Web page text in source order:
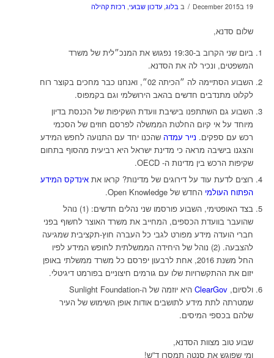
19 בDecember 2015 / ב בלוג, עדכון שבועי, רכזת קהילה
שלום סדנא,
ביום שני הקרוב ב-19:30 נפגוש את המנכ״לית של משרד
המשפטים, ונכיר לה את הסדנא.
השבוע הסתיימה לה ״הכיתה 02״, ואנחנו כבר מחכים בקוצר רוח
לקלוט מתנדבים חדשים בהאב הירושלמי וגם בקמפוס.
השבוע גם השתתפנו בישיבת וועדת השקיפות של הכנסת בדיון
מיוחד על אי קיום החלטת הממשלה לפרסם חוזים של הסכמי
רכש עם ספקים. נייר עמדה שהכנו יחד עם התנועה לחפש המידע
והצגנו בישיבה מראה כי מדינת ישראל היא רביעית מהסוף בתחום
שקיפות הרכש בין מדינות ה- OECD.
רוצים לדעת עוד על דירוגים של מדינות? קראו את אינדקס המידע
הפתוח העולמי החדש של Open Knowledge.
בצד האופטימי, השבוע פורסמו שני נהלים חדשים: (1) נוהל
שהועבר בוועדת הכספים, המחייב את משרד האוצר לחשוף בפני
חברי הועדה מידע מפורט לגבי כל העברה חוץ-תקציבית שמגיעה
להצבעה. (2) נוהל של היחידה הממשלתית לחופש המידע לפיו
החל משנת 2016, אחת לרבעון יפרסם כל משרד ממשלתי באופן
יזום את ההתקשרויות שלו עם גורמים חיצוניים בפורמט דיגיטלי.
ולסיום, ClearGov
היא יוזמה של ה-Sunlight Foundation
שמטרתה לתת מידע לתושבים אודות אופן השימוש של העיר
שלהם בכספי המיסים.
שבוע טוב מצוות הסדנא,
ומי שפוגש את סנטה תמסרו ד”ש!